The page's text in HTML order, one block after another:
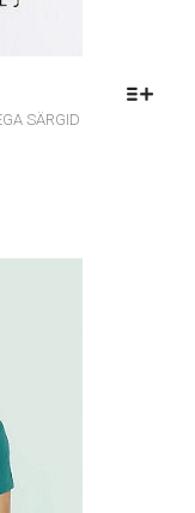
SÄRGID